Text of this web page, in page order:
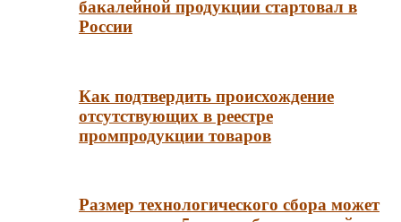
бакалейной продукции стартовал в
России
Как подтвердить происхождение
отсутствующих в реестре
промпродукции товаров
Размер технологического сбора может